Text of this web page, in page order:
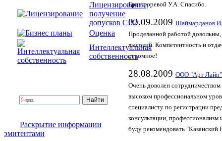
Лицензирование,
получение
допусков СРО
Оценка
Интеллектуальная
собственность
Раскрытие информации
эмитентами
Брендюревой У.А. Спасибо.
02.09.2009 Шаймарданов
Проделанной работой
высокий. Компетентность и
огромное!
28.08.2009 ООО "Арт Лайн"
Очень доволен
высоком профессиональном
специалисту по регистрации
консультации,
буду рекомендовать